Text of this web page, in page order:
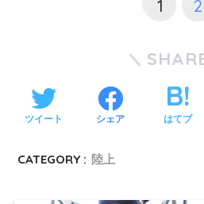
1 2
ツイート シェア はてブ
CATEGORY : 陸上